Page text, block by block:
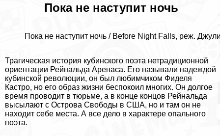
Пока не наступит ночь
Пока не наступит ночь / Before Night Falls, реж.
Трагическая история кубинского поэта нетрадиционной
ориентации Рейнальда Аренаса. Его называли надеждой
кубинской революции, он был любимчиком Фиделя
Кастро, но его образ жизни беспокоил многих. Он долгое
время проводит в тюрьме, а в конце концов Рейнальда
высылают с Острова Свободы в США, но и там он не
находит себе места. А все дело в хаpaктере опального
поэта.